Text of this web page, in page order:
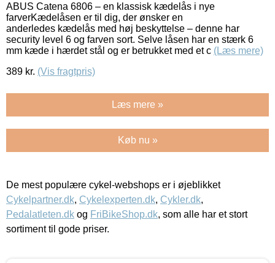
ABUS Catena 6806 – en klassisk kædelås i nye
farverKædelåsen er til dig, der ønsker en
anderledes kædelås med høj beskyttelse – denne har
security level 6 og farven sort. Selve låsen har en stærk 6
mm kæde i hærdet stål og er betrukket med et c (Læs mere)
389 kr. (Vis fragtpris)
Læs mere »
Køb nu »
De mest populære cykel-webshops er i øjeblikket
Cykelpartner.dk, Cykelexperten.dk, Cykler.dk,
Pedalatleten.dk og FriBikeShop.dk, som alle har et stort
sortiment til gode priser.